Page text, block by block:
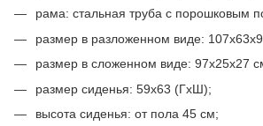
рама: стальная труба с порошковым
размер в разложенном виде:
размер в сложенном виде: 97х25х27
размер сиденья: 59х63 (ГхШ);
высота сиденья: от пола 45 см;